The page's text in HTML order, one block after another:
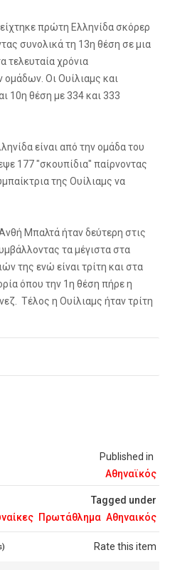
Published in
Αθηναϊκός
Tagged under
Πρωτάθλημα Αθηναικός
Rate this item
πρώτη Ελληνίδα σκόρερ
συνολικά τη 13η θέση σε μια
τελευταία χρόνια
Οι Ουίλιαμς και
10η θέση με 334 και 333
είναι από την ομάδα του
177 "σκουπίδια" παίρνοντας
της Ουίλιαμς να
Μπαλτά ήταν δεύτερη στις
τα μέγιστα στα
της ενώ είναι τρίτη και στα
όπου την 1η θέση πήρε η
Τέλος η Ουίλιαμς ήταν τρίτη